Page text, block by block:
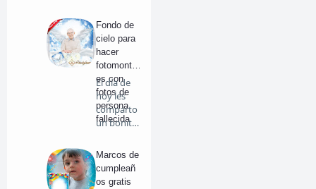
do para…
Fondo de
cielo para
hacer
fotomontaj
es con
fotos de
persona
fallecida
El día de
hoy les
comparto
un bonito
Marcos de
cumpleañ
os gratis